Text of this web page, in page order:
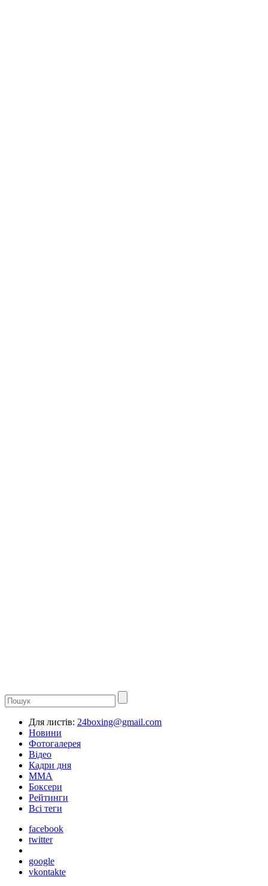
Для листів: 24boxing@gmail.com
Новини
Фотогалерея
Відео
Кадри дня
ММА
Боксери
Рейтинги
Всі теги
facebook
twitter
google
vkontakte